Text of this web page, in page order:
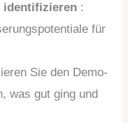
identifizieren :
für
Sie den Demo-
was gut ging und